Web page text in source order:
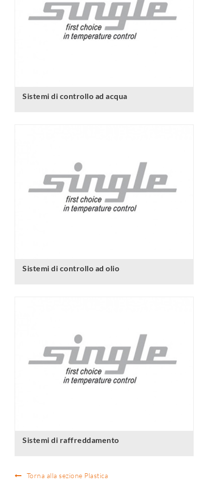
Sistemi di controllo ad acqua
Sistemi di controllo ad olio
Sistemi di raffreddamento
Torna alla sezione Plastica